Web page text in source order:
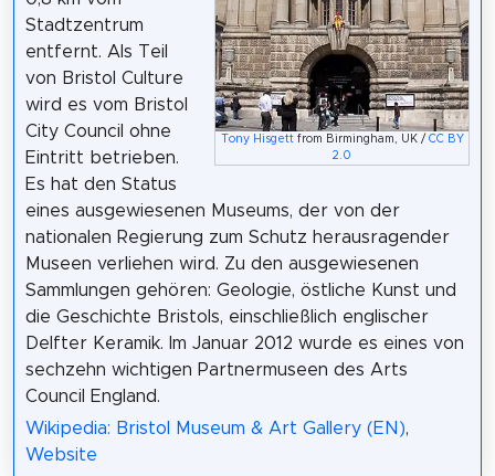
Tony Hisgettfrom Birmingham, UK / CC BY
2.0
Stadtzentrum
entfernt. Als Teil
von Bristol Culture
wird es vom Bristol
City Council ohne
Eintritt betrieben.
Es hat den Status
eines ausgewiesenen Museums, der von der
nationalen Regierung zum Schutz herausragender
Museen verliehen wird. Zu den ausgewiesenen
Sammlungen gehören: Geologie, östliche Kunst und
die Geschichte Bristols, einschließlich englischer
Delfter Keramik. Im Januar 2012 wurde es eines von
sechzehn wichtigen Partnermuseen des Arts
Council England.
Wikipedia: Bristol Museum & Art Gallery (EN),
Website